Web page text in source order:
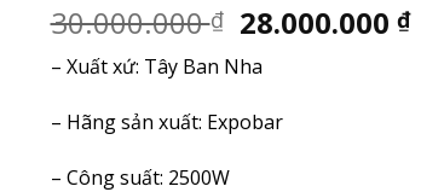
30.000.000₫ Giá
gốc
là:
30.000.000 ₫.
28.000.000 ₫
– Xuất xứ: Tây Ban Nha
– Hãng sản xuất: Expobar
– Công suất: 2500W